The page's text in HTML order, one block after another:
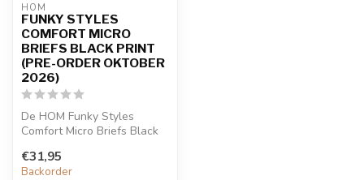
HOM
FUNKY STYLES
COMFORT MICRO
BRIEFS BLACK PRINT
(PRE-ORDER OKTOBER
2026)
De HOM Funky Styles
Comfort Micro Briefs Black
grafische zw...
€31,95
Backorder